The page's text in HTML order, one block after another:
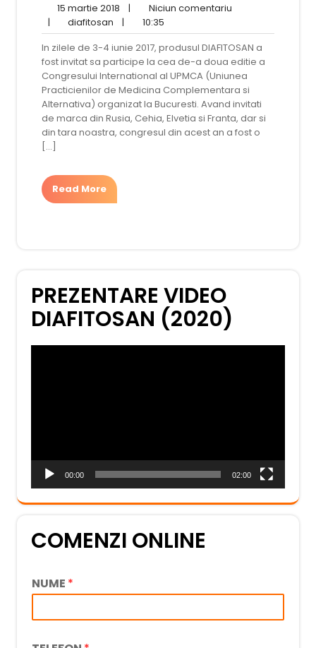
15 martie 2018
martie
2018
| Niciun comentariuNiciun
| diafitosan diafitosan
| 10:3510:35
In zilele de 3-4 iunie 2017, produsul DIAFITOSAN a
fost invitat sa participe la cea de-a doua editie a
Congresului International al UPMCA (Uniunea
Practicienilor de Medicina Complementara si
Alternativa) organizat la Bucuresti. Avand invitati
de marca din Rusia, Cehia, Elvetia si Franta, dar si
din tara noastra, congresul din acest an a fost o
[…]
Read More
PREZENTARE VIDEO
DIAFITOSAN (2020)
00:00 02:00
COMENZI ONLINE
NUME *